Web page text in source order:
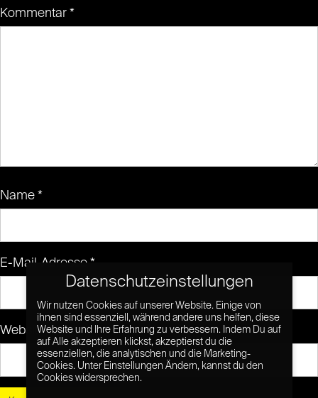
Kommentar *
Name *
E-Mail-Adresse *
Website
Datenschutzeinstellungen
Wir nutzen Cookies auf unserer Website. Einige von
ihnen sind essenziell, während andere uns helfen, diese
Website und Ihre Erfahrung zu verbessern. Indem Du auf
auf Alle akzeptieren klickst, akzeptierst du die
essenziellen, die analytischen und die Marketing-
Cookies. Unter Einstellungen Ändern, kannst du den
Cookies widersprechen.